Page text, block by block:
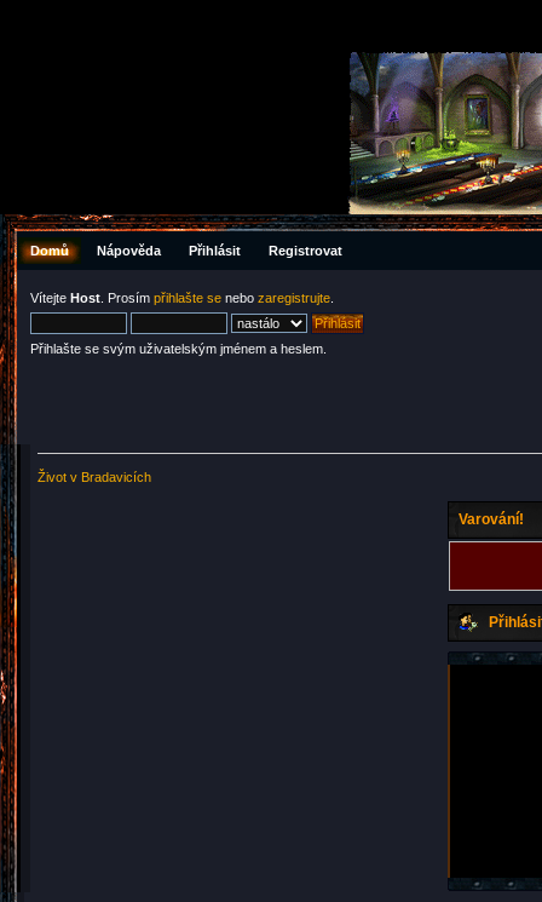
Domů Nápověda Přihlásit Registrovat
Vítejte Host . Prosím přihlašte se nebo zaregistrujte
Přihlašte se svým uživatelským jménem a heslem.
Život v Bradavicích
Varování!